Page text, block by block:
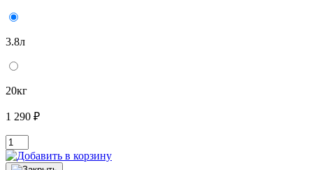
3.8л
20кг
1 290 ₽